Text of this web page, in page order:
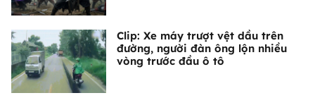
Clip: Xe máy trượt vệt dầu trên
đường, người đàn ông lộn nhiều
vòng trước đầu ô tô